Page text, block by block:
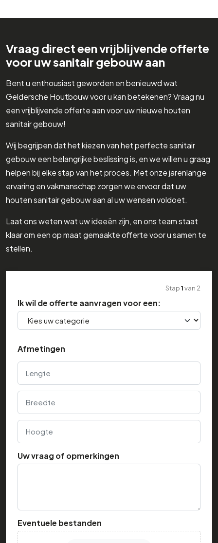
Vraag direct een vrijblijvende offerte
voor uw sanitair gebouw aan
Bent u enthousiast geworden en benieuwd wat
Geldersche Houtbouw voor u kan betekenen? Vraag nu
een vrijblijvende offerte aan voor uw nieuwe houten
sanitair gebouw!
Wij begrijpen dat het kiezen van het perfecte sanitair
gebouw een belangrijke beslissing is, en we willen u graag
helpen bij elke stap van het proces. Met onze jarenlange
ervaring en vakmanschap zorgen we ervoor dat uw
houten sanitair gebouw aan al uw wensen voldoet.
Laat ons weten wat uw ideeën zijn, en ons team staat
klaar om een op maat gemaakte offerte voor u samen te
stellen.
Stap1van 2
Ik wil de offerte aanvragen voor een:
Afmetingen
Lengte
Breedte
Hoogte
Uw vraag of opmerkingen
Eventuele bestanden